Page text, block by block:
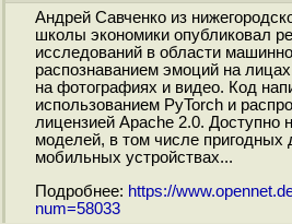
Андрей Савченко из
школы экономики опубликовал
исследований в области
распознаванием эмоций на
на фотографиях и видео. Код
использованием PyTorch и
лицензией Apache 2.0. Доступно
моделей, в том числе пригодных
мобильных устройствах...
Подробнее: https://
num=58033